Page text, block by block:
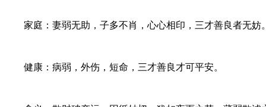
家庭：妻弱无助，子多不肖，心心相印，三才善良者无妨
健康：病弱，外伤，短命，三才善良才可平安。